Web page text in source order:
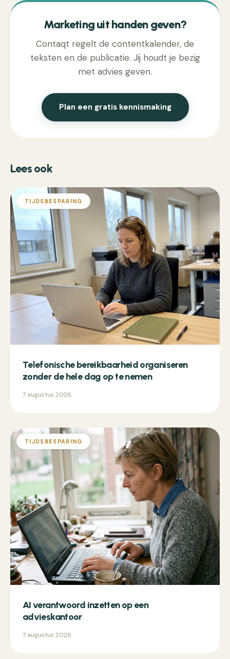
Marketing uit handen geven?
Contaqt regelt de contentkalender, de
teksten en de publicatie. Jij houdt je bezig
met advies geven.
Plan een gratis kennismaking
Lees ook
TIJDSBESPARING
Telefonische bereikbaarheid organiseren
zonder de hele dag op te nemen
7 augustus 2026
TIJDSBESPARING
AI verantwoord inzetten op een
advieskantoor
7 augustus 2026